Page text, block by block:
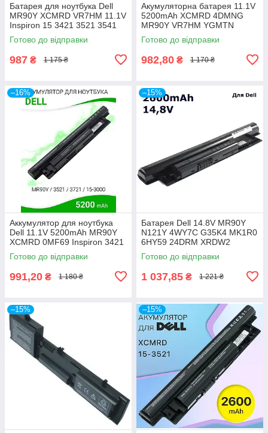
Батарея для ноутбука Dell
MR90Y XCMRD VR7HM 11.1V
Inspiron 15 3421 3521 3541
3542 3543 3721 5521 5421
5721
Готово до відправки
987 ₴ 1 175 ₴
Акумуляторна батарея 11.1V
5200mAh XCMRD 4DMNG
MR90Y VR7HM YGMTN
G019Y Dell Inspirion 3437
3521 3537 3542
Готово до відправки
982,80 ₴ 1 170 ₴
–16%
Аккумулятор для ноутбука
Dell 11.1V 5200mAh MR90Y
XCMRD 0MF69 Inspiron 3421
3721 5421 3521 5521 5537
15-3521
Готово до відправки
991,20 ₴ 1 180 ₴
–15%
Батарея Dell 14.8V MR90Y
N121Y 4WY7C G35K4 MK1R0
6HY59 24DRM XRDW2
Inspiron 3421 3437 3521 3537
3721 5421 5521
Готово до відправки
1 037,85 ₴ 1 221 ₴
–15% –15%